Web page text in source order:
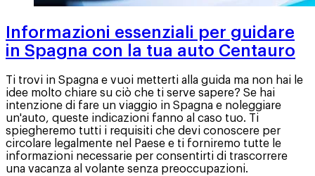
Informazioni essenziali per guidare
in Spagna con la tua auto Centauro
Ti trovi in Spagna e vuoi metterti alla guida ma non hai le
idee molto chiare su ciò che ti serve sapere? Se hai
intenzione di fare un viaggio in Spagna e noleggiare
un'auto, queste indicazioni fanno al caso tuo. Ti
spiegheremo tutti i requisiti che devi conoscere per
circolare legalmente nel Paese e ti forniremo tutte le
informazioni necessarie per consentirti di trascorrere
una vacanza al volante senza preoccupazioni.